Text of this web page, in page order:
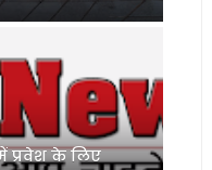
प्रवेश के लिए